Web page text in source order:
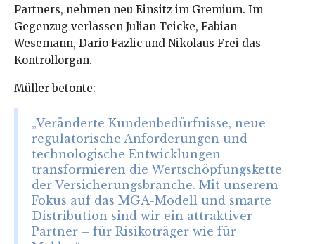
Partners, nehmen neu Einsitz im Gremium. Im
Gegenzug verlassen Julian Teicke, Fabian
Wesemann, Dario Fazlic und Nikolaus Frei das
Kontrollorgan.
Müller betonte:
„Veränderte Kundenbedürfnisse, neue
regulatorische Anforderungen und
technologische Entwicklungen
transformieren die Wertschöpfungskette
der Versicherungsbranche. Mit unserem
Fokus auf das MGA-Modell und smarte
Distribution sind wir ein attraktiver
Partner – für Risikoträger wie für